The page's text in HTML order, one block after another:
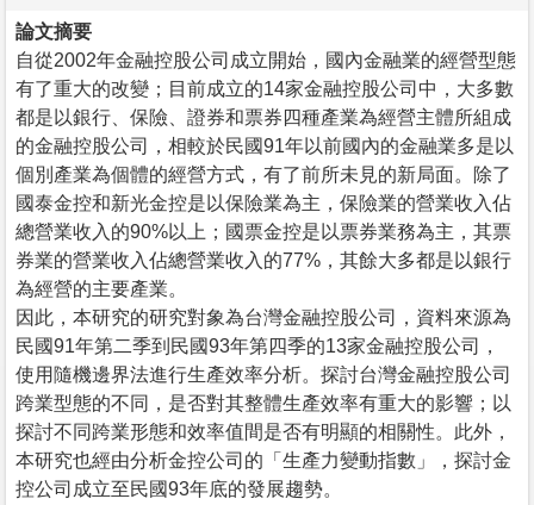
論文摘要
自從2002年金融控股公司成立開始，國內金融業的經營型態
有了重大的改變；目前成立的14家金融控股公司中，大多數
都是以銀行、保險、證券和票券四種產業為經營主體所組成
的金融控股公司，相較於民國91年以前國內的金融業多是以
個別產業為個體的經營方式，有了前所未見的新局面。除了
國泰金控和新光金控是以保險業為主，保險業的營業收入佔
總營業收入的90%以上；國票金控是以票券業務為主，其票
券業的營業收入佔總營業收入的77%，其餘大多都是以銀行
為經營的主要產業。
因此，本研究的研究對象為台灣金融控股公司，資料來源為
民國91年第二季到民國93年第四季的13家金融控股公司，
使用隨機邊界法進行生產效率分析。探討台灣金融控股公司
跨業型態的不同，是否對其整體生產效率有重大的影響；以
探討不同跨業形態和效率值間是否有明顯的相關性。此外，
本研究也經由分析金控公司的「生產力變動指數」，探討金
控公司成立至民國93年底的發展趨勢。